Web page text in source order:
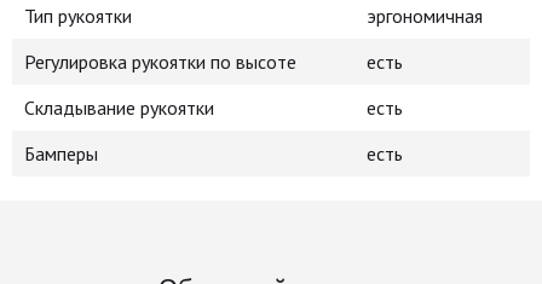
Тип рукоятки
эргономичная
Регулировка рукоятки по высоте
есть
Складывание рукоятки
есть
Бамперы
есть